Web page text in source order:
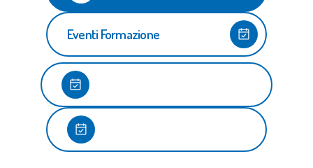
Eventi Formazione